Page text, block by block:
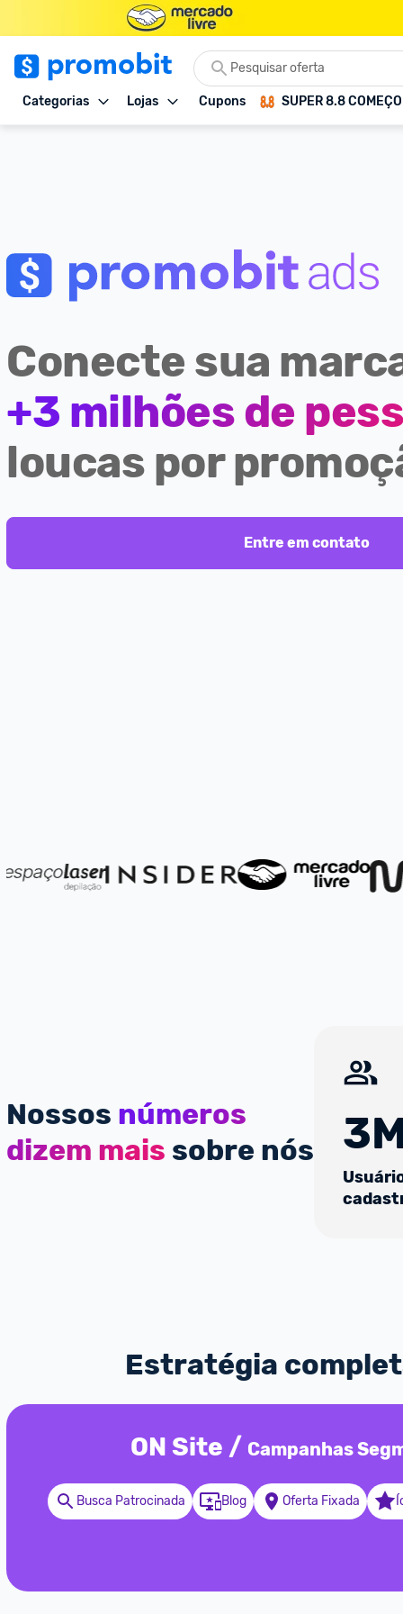
Categorias Lojas Cupons SUPER 8.8
Conecte sua
+3 milhões de
loucas por
Entre em contato
Nossos números
dizem mais sobre nós
Estratégia
ON Site / Campanhas
Busca Patrocinada Blog Oferta Fixada